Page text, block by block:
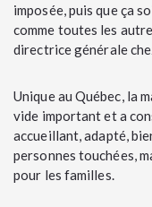
imposée, puis que ça
comme toutes les
directrice générale
Unique au Québec, la
vide important et a
accueillant, adapté,
personnes touchées,
pour les familles.